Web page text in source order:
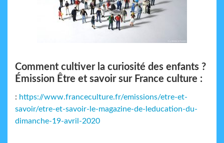
Comment cultiver la curiosité des enfants ?
Émission Être et savoir sur France culture :
: https://www.franceculture.fr/emissions/etre-et-
savoir/etre-et-savoir-le-magazine-de-leducation-du-
dimanche-19-avril-2020